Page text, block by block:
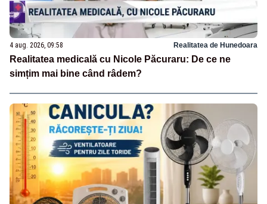
4 aug. 2026, 09:58 Realitatea de Hunedoara
Realitatea medicală cu Nicole Păcuraru: De ce ne
simțim mai bine când râdem?